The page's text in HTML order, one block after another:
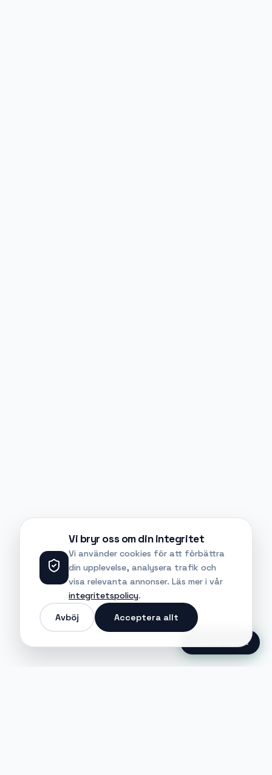
Ansök Direkt
Vi bryr oss om din integritet
Vi använder cookies för att förbättra
din upplevelse, analysera trafik och
visa relevanta annonser. Läs mer i vår
integritetspolicy.
Avböj
Acceptera allt